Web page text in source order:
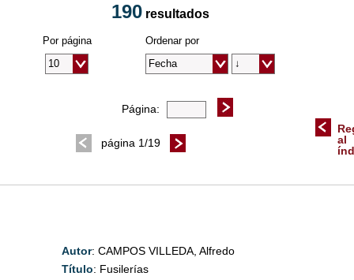
190resultados
Ordenar por
Por página
Página:
página 1/19
al
Autor: CAMPOS VILLEDA, Alfredo
Título: Fusilerías